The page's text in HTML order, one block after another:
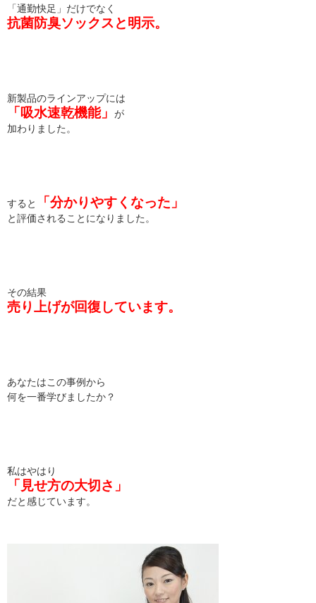
「通勤快足」だけでなく
抗菌防臭ソックスと明示。
新製品のラインアップには
「吸水速乾機能」
が
加わりました。
すると 「分かりやすくなった」
と評価されることになりました。
その結果
売り上げが回復しています。
あなたはこの事例から
何を一番学びましたか？
私はやはり
「見せ方の大切さ」
だと感じています。